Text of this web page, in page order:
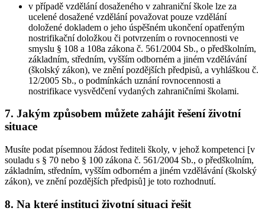
v případě vzdělání dosaženého v zahraniční škole lze za
ucelené dosažené vzdělání považovat pouze vzdělání
doložené dokladem o jeho úspěšném ukončení opatřeným
nostrifikační doložkou či potvrzením o rovnocennosti ve
smyslu § 108 a 108a zákona č. 561/2004 Sb., o předškolním,
základním, středním, vyšším odborném a jiném vzdělávání
(školský zákon), ve znění pozdějších předpisů, a vyhláškou č.
12/2005 Sb., o podmínkách uznání rovnocennosti a
nostrifikace vysvědčení vydaných zahraničními školami.
7. Jakým způsobem můžete zahájit řešení životní
situace
Musíte podat písemnou žádost řediteli školy, v jehož kompetenci [v
souladu s § 70 nebo § 100 zákona č. 561/2004 Sb., o předškolním,
základním, středním, vyšším odborném a jiném vzdělávání (školský
zákon), ve znění pozdějších předpisů] je toto rozhodnutí.
8. Na které instituci životní situaci řešit